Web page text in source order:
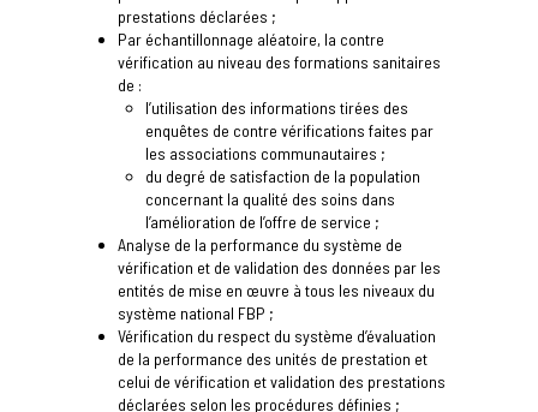
prestations déclarées ;
Par échantillonnage aléatoire, la contre
vérification au niveau des formations sanitaires
de :
l’utilisation des informations tirées des
enquêtes de contre vérifications faites par
les associations communautaires ;
du degré de satisfaction de la population
concernant la qualité des soins dans
l’amélioration de l’offre de service ;
Analyse de la performance du système de
vérification et de validation des données par les
entités de mise en œuvre à tous les niveaux du
système national FBP ;
Vérification du respect du système d’évaluation
de la performance des unités de prestation et
celui de vérification et validation des prestations
déclarées selon les procédures définies ;